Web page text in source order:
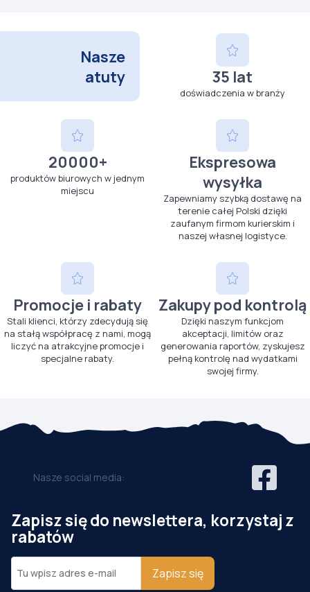
Nasze
atuty
35 lat
doświadczenia w branży
20000+
produktów biurowych w jednym
miejscu
Ekspresowa
wysyłka
Zapewniamy szybką dostawę na
terenie całej Polski dzięki
zaufanym firmom kurierskim i
naszej własnej logistyce.
Promocje i rabaty
Stali klienci, którzy zdecydują się
na stałą współpracę z nami, mogą
liczyć na atrakcyjne promocje i
specjalne rabaty.
Zakupy pod kontrolą
Dzięki naszym funkcjom
akceptacji, limitów oraz
generowania raportów, zyskujesz
pełną kontrolę nad wydatkami
swojej firmy.
Nasze social media:
Zapisz się do newslettera, korzystaj z
rabatów
Zapisz się